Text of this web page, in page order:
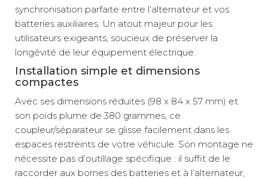
synchronisation parfaite entre l’alternateur et vos
batteries auxiliaires. Un atout majeur pour les
utilisateurs exigeants, soucieux de préserver la
longévité de leur équipement électrique.
Installation simple et dimensions
compactes
Avec ses dimensions réduites (98 x 84 x 57 mm) et
son poids plume de 380 grammes, ce
coupleur/séparateur se glisse facilement dans les
espaces restreints de votre véhicule. Son montage ne
nécessite pas d’outillage spécifique : il suffit de le
raccorder aux bornes des batteries et à l’alternateur,